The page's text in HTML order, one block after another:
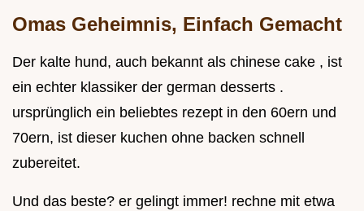
Omas Geheimnis, Einfach Gemacht
Der kalte hund, auch bekannt als chinese cake , ist
ein echter klassiker der german desserts .
ursprünglich ein beliebtes rezept in den 60ern und
70ern, ist dieser kuchen ohne backen schnell
zubereitet.
Und das beste? er gelingt immer! rechne mit etwa